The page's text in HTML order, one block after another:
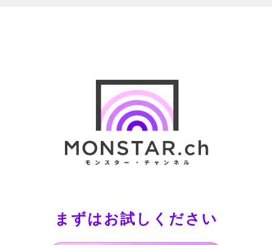
まずはお試しください